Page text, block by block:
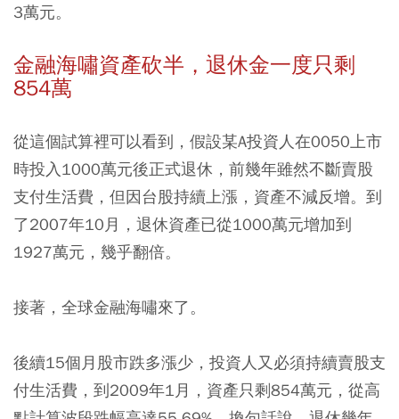
3萬元。
金融海嘯資產砍半，退休金一度只剩
854萬
從這個試算裡可以看到，假設某A投資人在0050上市
時投入1000萬元後正式退休，前幾年雖然不斷賣股
支付生活費，但因台股持續上漲，資產不減反增。到
了2007年10月，退休資產已從1000萬元增加到
1927萬元，幾乎翻倍。
接著，全球金融海嘯來了。
後續15個月股市跌多漲少，投資人又必須持續賣股支
付生活費，到2009年1月，資產只剩854萬元，從高